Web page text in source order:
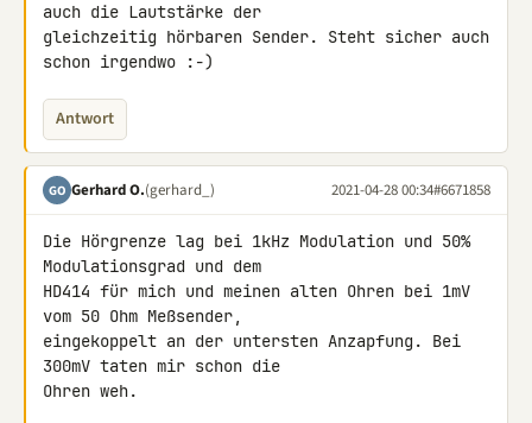
auch die Lautstärke der
gleichzeitig hörbaren Sender. Steht sicher auch
schon irgendwo :-)
Antwort
GO Gerhard O.(gerhard_) 2021-04-28 00:34#6671858
Die Hörgrenze lag bei 1kHz Modulation und 50%
Modulationsgrad und dem
HD414 für mich und meinen alten Ohren bei 1mV
vom 50 Ohm Meßsender,
eingekoppelt an der untersten Anzapfung. Bei
300mV taten mir schon die
Ohren weh.